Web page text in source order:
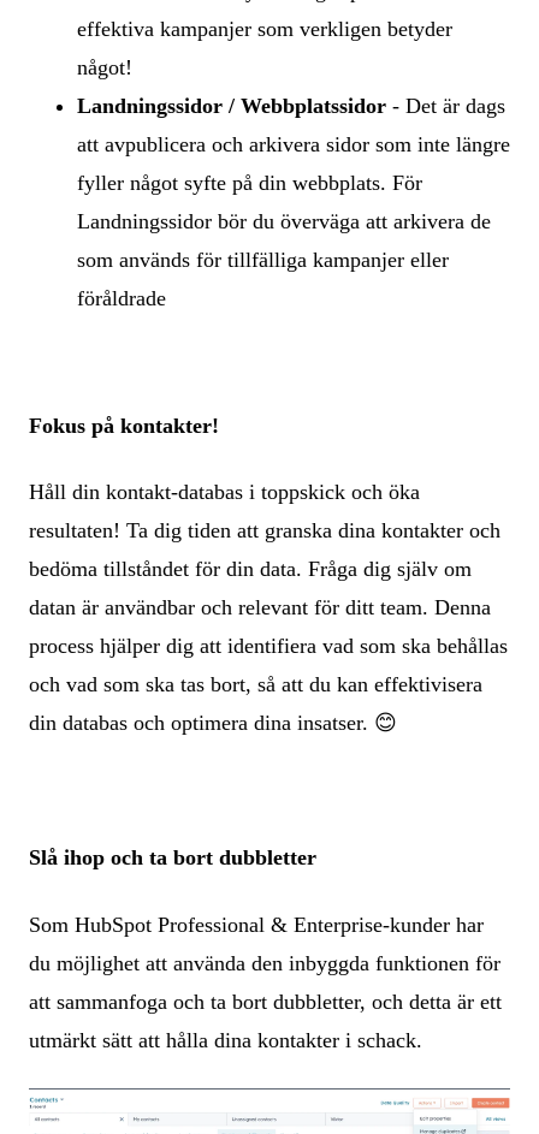
effektiva kampanjer som verkligen betyder
något!
Landningssidor / Webbplatssidor - Det är dags
att avpublicera och arkivera sidor som inte längre
fyller något syfte på din webbplats. För
Landningssidor bör du överväga att arkivera de
som används för tillfälliga kampanjer eller
föråldrade
Fokus på kontakter!
Håll din kontakt-databas i toppskick och öka
resultaten! Ta dig tiden att granska dina kontakter och
bedöma tillståndet för din data. Fråga dig själv om
datan är användbar och relevant för ditt team. Denna
process hjälper dig att identifiera vad som ska behållas
och vad som ska tas bort, så att du kan effektivisera
din databas och optimera dina insatser. 😊
Slå ihop och ta bort dubbletter
Som HubSpot Professional & Enterprise-kunder har
du möjlighet att använda den inbyggda funktionen för
att sammanfoga och ta bort dubbletter, och detta är ett
utmärkt sätt att hålla dina kontakter i schack.